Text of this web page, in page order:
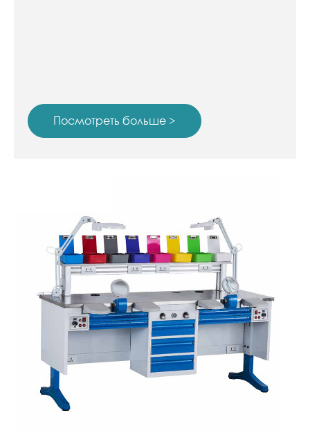
Посмотреть больше >